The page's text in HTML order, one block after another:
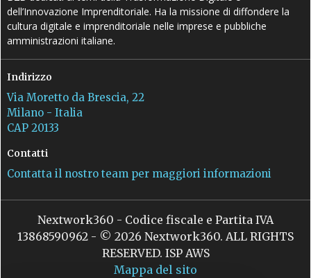
dell’Innovazione Imprenditoriale. Ha la missione di diffondere la
cultura digitale e imprenditoriale nelle imprese e pubbliche
amministrazioni italiane.
Indirizzo
Via Moretto da Brescia, 22
Milano - Italia
CAP 20133
Contatti
Contatta il nostro team per maggiori informazioni
Nextwork360 - Codice fiscale e Partita IVA
13868590962 - © 2026 Nextwork360. ALL RIGHTS
RESERVED. ISP AWS
Mappa del sito